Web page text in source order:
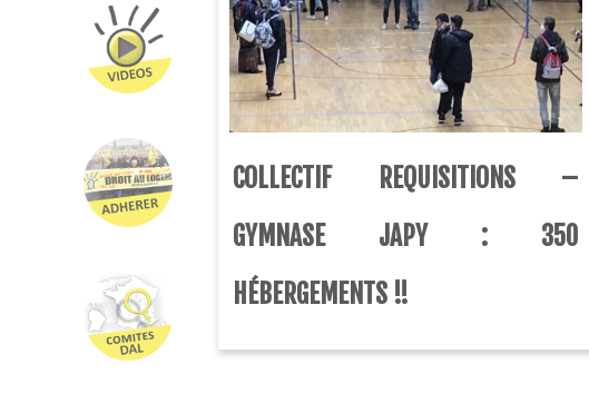
COLLECTIF REQUISITIONS –
GYMNASE JAPY : 350
HÉBERGEMENTS !!